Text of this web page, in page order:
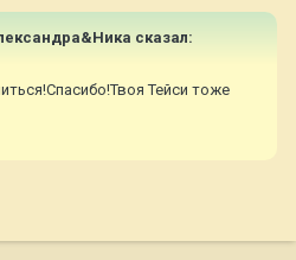
сказал:
Тейси тоже